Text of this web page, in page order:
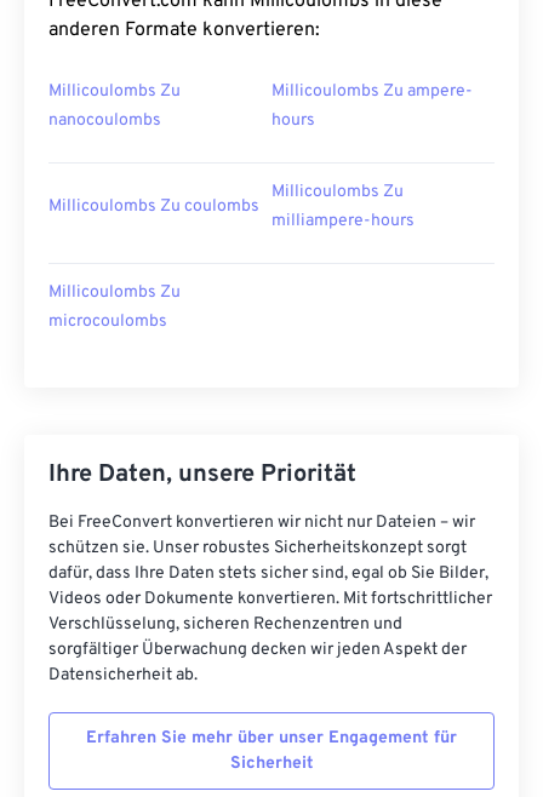
anderen Formate konvertieren:
Millicoulombs Zu
nanocoulombs
Millicoulombs Zu ampere-
hours
Millicoulombs Zu coulombs
Millicoulombs Zu
milliampere-hours
Millicoulombs Zu
microcoulombs
Ihre Daten, unsere Priorität
Bei FreeConvert konvertieren wir nicht nur Dateien – wir
schützen sie. Unser robustes Sicherheitskonzept sorgt
dafür, dass Ihre Daten stets sicher sind, egal ob Sie Bilder,
Videos oder Dokumente konvertieren. Mit fortschrittlicher
Verschlüsselung, sicheren Rechenzentren und
sorgfältiger Überwachung decken wir jeden Aspekt der
Datensicherheit ab.
Erfahren Sie mehr über unser Engagement für
Sicherheit